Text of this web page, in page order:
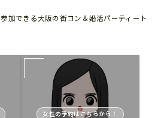
加できる大阪の街コン＆婚活パーティート
女性の予約はこちらから！